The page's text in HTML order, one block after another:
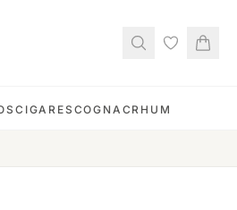
CIGARES COGNAC RHUM